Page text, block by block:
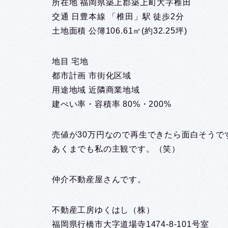
所在地 福岡県築上郡築上町大字椎田
交通 日豊本線 「椎田」駅 徒歩2分
土地面積 公簿106.61㎡(約32.25坪)
地目 宅地
都市計画 市街化区域
用途地域 近隣商業地域
建ぺい率・容積率 80%・200%
売値が30万円なので再生できたら面白そうで
あくまでも私の主観です。（笑）
仲介不動産屋さんです。
不動産工房ゆくはし（株）
福岡県行橋市大字道場寺1474-8-101号室